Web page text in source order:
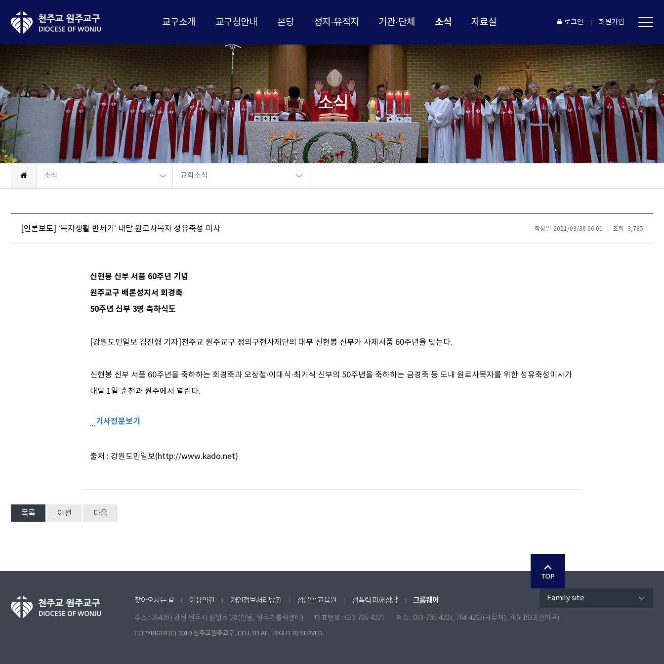
교구소개 교구청안내 본당 성지·유적지 기관·단체 소식 자료실 로그인 회원가입
소식
소식 교회소식
[언론보도] ‘목자생활 반세기’ 내달 원로사목자 성유축성 미사 작성일 2021/03/30 06:01 조회 3,785
신현봉 신부 서품 60주년 기념
원주교구 배론성지서 회경축
50주년 신부 3명 축하식도
[강원도민일보 김진형 기자]천주교 원주교구 정의구현사제단의 대부 신현봉 신부가 사제서품 60주년을 맞는다.
신현봉 신부 서품 60주년을 축하하는 회경축과 오상철·이대식·최기식 신부의 50주년을 축하하는 금경축 등 도내 원로사목자를 위한 성유축성미사가
내달 1일 춘천과 원주에서 열린다.
...기사전문보기
출처 : 강원도민일보(http://www.kado.net)
목록 이전 다음
찾아오시는 길 이용약관 개인정보처리방침 성음악 교육원 성폭력 피해상담 그룹웨어
주소 : 26429 ) 강원 원주시 원일로 28 (인동, 원주가톨릭센터) 대표번호 : 033-765-4221 팩스 : 033-765-4223, 764-4223(사무처), 766-1932(관리국)
COPYRIGHT(C) 2019 천주교원주교구. CO.LTD ALL RIGHT RESERVED.
Family site